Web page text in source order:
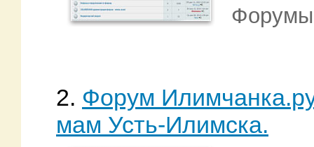
Форумы
2. Форум
мам Усть-Илимска.